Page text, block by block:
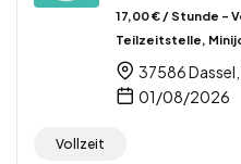
17,00 € / Stunde –
Teilzeitstelle,
37586
01/08/2026
Vollzeit